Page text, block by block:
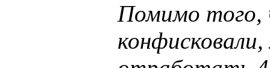
Помимо того,